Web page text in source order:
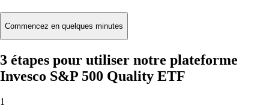
Commencez en quelques minutes
3 étapes pour utiliser notre plateforme
Invesco S&P 500 Quality ETF
1